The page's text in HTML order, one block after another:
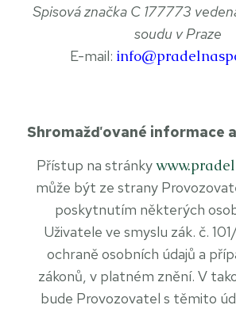
Spisová značka C 177773
soudu v Praze
E-mail:
Shromažďované informace
Přístup na stránky
může být ze strany
poskytnutím některých
Uživatele ve smyslu zák. č.
ochraně osobních údajů a
zákonů, v platném znění. V
bude Provozovatel s těmito